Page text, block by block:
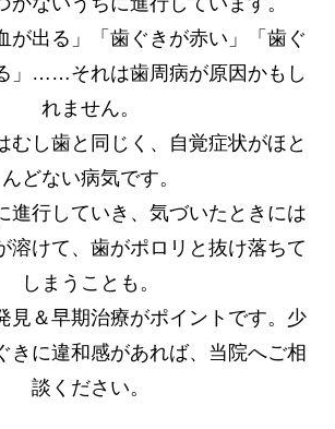
が出る」「歯ぐきが赤い」「歯ぐ
」……それは歯周病が原因かもし
れません。
むし歯と同じく、自覚症状がほと
んどない病気です。
進行していき、気づいたときには
溶けて、歯がポロリと抜け落ちて
しまうことも。
見＆早期治療がポイントです。少
きに違和感があれば、当院へご相
談ください。